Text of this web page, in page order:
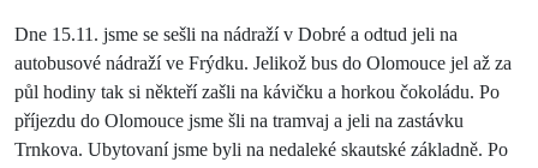
Dne 15.11. jsme se sešli na nádraží v Dobré a odtud jeli na
autobusové nádraží ve Frýdku. Jelikož bus do Olomouce jel až za
půl hodiny tak si někteří zašli na kávičku a horkou čokoládu. Po
příjezdu do Olomouce jsme šli na tramvaj a jeli na zastávku
Trnkova. Ubytovaní jsme byli na nedaleké skautské základně. Po